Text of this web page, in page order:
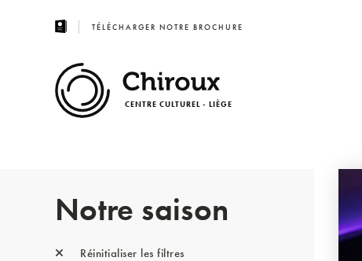
TÉLÉCHARGER NOTRE BROCHURE
CENTRE CULTUREL - LIÈGE
Notre saison
Réinitialiser les filtres